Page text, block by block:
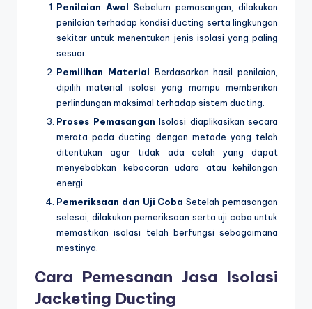
Penilaian Awal Sebelum pemasangan, dilakukan
penilaian terhadap kondisi ducting serta lingkungan
sekitar untuk menentukan jenis isolasi yang paling
sesuai.
Pemilihan Material Berdasarkan hasil penilaian,
dipilih material isolasi yang mampu memberikan
perlindungan maksimal terhadap sistem ducting.
Proses Pemasangan Isolasi diaplikasikan secara
merata pada ducting dengan metode yang telah
ditentukan agar tidak ada celah yang dapat
menyebabkan kebocoran udara atau kehilangan
energi.
Pemeriksaan dan Uji Coba Setelah pemasangan
selesai, dilakukan pemeriksaan serta uji coba untuk
memastikan isolasi telah berfungsi sebagaimana
mestinya.
Cara Pemesanan Jasa Isolasi
Jacketing Ducting